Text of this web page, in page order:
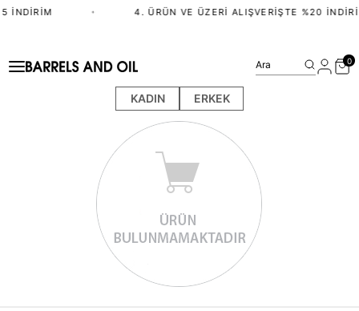
İNDIRIM • 4. ÜRÜN VE ÜZERI ALIŞVERIŞTE %20
KADIN ERKEK
Ara 0